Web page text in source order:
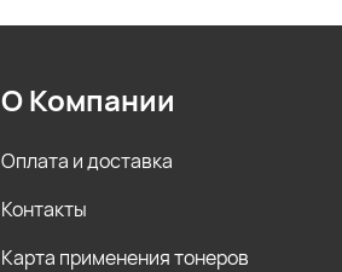
О Компании
Оплата и доставка
Контакты
Карта применения тонеров